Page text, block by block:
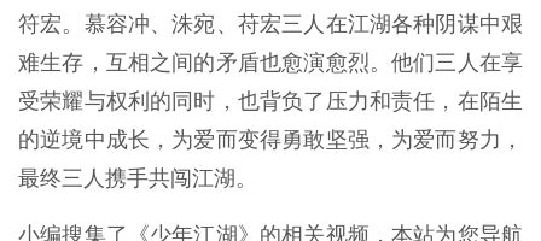
符宏。慕容冲、洙宛、苻宏三人在江湖各种阴谋中艰
难生存，互相之间的矛盾也愈演愈烈。他们三人在享
受荣耀与权利的同时，也背负了压力和责任，在陌生
的逆境中成长，为爱而变得勇敢坚强，为爱而努力，
最终三人携手共闯江湖。
小编搜集了《少年江湖》的相关视频，本站为您导航